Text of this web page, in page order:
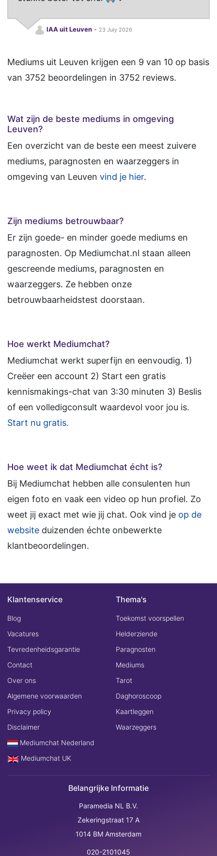
IAA uit Leuven- 23 July 2026
Mediums uit Leuven krijgen een 9 van 10 op basis
van 3752 beoordelingen in 3752 reviews.
Wat zijn de beste mediums in omgeving
Leuven?
Een overzicht van de beste een meest zuivere
mediums, paragnosten en waarzeggers in
omgeving van Leuven vind je hier.
Zijn mediums betrouwbaar?
Er zijn goede- en minder goede mediums en
paragnosten. Op Mediumchat.nl staan alleen
gescreende mediums, paragnosten en
waarzeggers. Ze hebben onze
betrouwbaarheidstest doorstaan.
Hoe werkt Mediumchat?
Mediumchat werkt superfijn en eenvoudig. 1)
Creëer een account 2) Start een gratis
kennismakings-chat van 3:30 minuten 3) Beslis
of een volledigconsult waardevol voor jou is.
Start nu gratis.
Hoe weet ik dat Mediumchat écht is?
Bij Mediumchat hebben alle consulenten hun
eigen foto en vaak een video op hun profiel. Zo
weet jij exact met wie jij chat. Ook vind je op de
website duizenden échte onbewerkte
klantbeoordelingen.
Klantenservice
Blog
Vacatures
Tevredenheidsgarantie
Contact
Over ons
Algemene voorwaarden
Privacy policy
Disclaimer
Mediumchat Nederland
Mediumchat UK
Thema's
Toekomst voorspellen
Helderziende
Paragnosten
Mediums
Tarot
Daghoroscoop
Kaartleggen
Waarzeggers
Belangrijke Informatie
Paramedia NL B.V.
Zekeringstraat 17 A
1014 BM Amsterdam
020-2101045